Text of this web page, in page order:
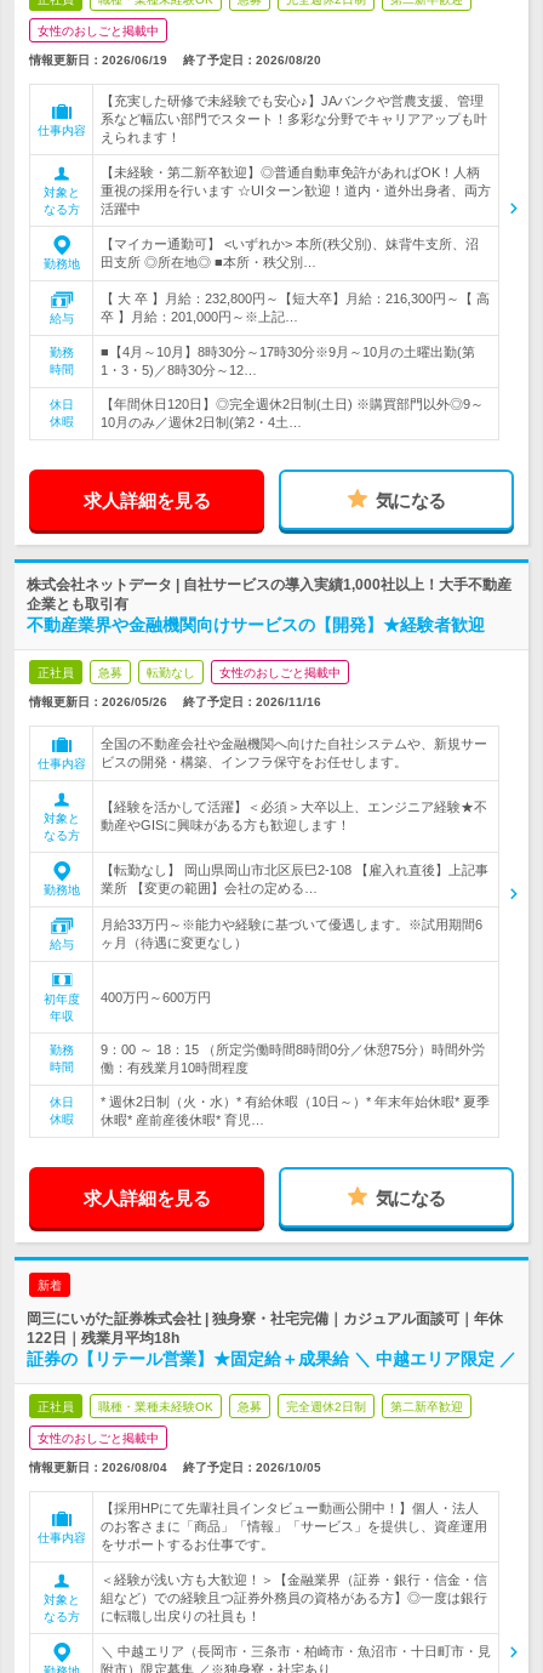
女性のおしごと掲載中
情報更新日：2026/06/19 終了予定日： 2026/08/20
仕事内容
【充実した研修で未経験でも安心♪】JAバンクや営農支援、管理
系など幅広い部門でスタート！多彩な分野でキャリアアップも叶
えられます！
対象と
なる方
【未経験・第二新卒歓迎】◎普通自動車免許があればOK！人柄
重視の採用を行います ☆UIターン歓迎！道内・道外出身者、両方
活躍中
勤務地
【マイカー通勤可】 <いずれか> 本所(秩父別)、妹背牛支所、沼
田支所 ◎所在地◎ ■本所・秩父別…
給与
【 大 卒 】月給：232,800円～【短大卒】月給：216,300円～【 高
卒 】月給：201,000円～※上記…
勤務
時間
■【4月～10月】8時30分～17時30分※9月～10月の土曜出勤(第
1・3・5)／8時30分～12…
休日
休暇
【年間休日120日】◎完全週休2日制(土日) ※購買部門以外◎9～
10月のみ／週休2日制(第2・4土…
求人詳細を見る 気になる
株式会社ネットデータ | 自社サービスの導入実績1,000社以上！大手不動産
企業とも取引有
不動産業界や金融機関向けサービスの【開発】★経験者歓迎
正社員 急募 転勤なし 女性のおしごと掲載中
情報更新日：2026/05/26 終了予定日： 2026/11/16
仕事内容
全国の不動産会社や金融機関へ向けた自社システムや、新規サー
ビスの開発・構築、インフラ保守をお任せします。
対象と
なる方
【経験を活かして活躍】＜必須＞大卒以上、エンジニア経験★不
動産やGISに興味がある方も歓迎します！
勤務地
【転勤なし】 岡山県岡山市北区辰巳2-108 【雇入れ直後】上記事
業所 【変更の範囲】会社の定める…
給与
月給33万円～※能力や経験に基づいて優遇します。※試用期間6
ヶ月（待遇に変更なし）
初年度
年収
400万円～600万円
勤務
時間
9：00 ～ 18：15 （所定労働時間8時間0分／休憩75分）時間外労
働：有残業月10時間程度
休日
休暇
* 週休2日制（火・水）* 有給休暇（10日～）* 年末年始休暇* 夏季
休暇* 産前産後休暇* 育児…
求人詳細を見る 気になる
新着
岡三にいがた証券株式会社 | 独身寮・社宅完備｜カジュアル面談可｜年休
122日｜残業月平均18h
証券の【リテール営業】★固定給＋成果給 ＼ 中越エリア限定 ／
正社員 職種・業種未経験OK 急募 完全週休2日制 第二新卒歓迎
女性のおしごと掲載中
情報更新日：2026/08/04 終了予定日： 2026/10/05
仕事内容
【採用HPにて先輩社員インタビュー動画公開中！】個人・法人
のお客さまに「商品」「情報」「サービス」を提供し、資産運用
をサポートするお仕事です。
対象と
なる方
＜経験が浅い方も大歓迎！＞【金融業界（証券・銀行・信金・信
組など）での経験且つ証券外務員の資格がある方】◎一度は銀行
に転職し出戻りの社員も！
＼ 中越エリア（長岡市・三条市・柏崎市・魚沼市・十日町市・見
附市）限定募集 ／※独身寮・社宅あり…